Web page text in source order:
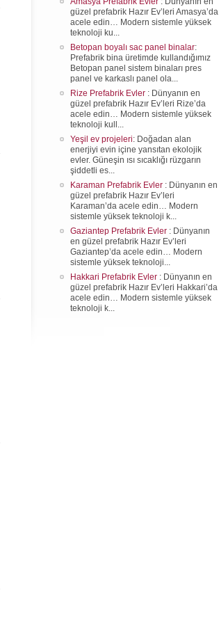
güzel prefabrik Hazır Ev’leri Amasya’da
acele edin… Modern sistemle yüksek
teknoloji ku...
Betopan boyalı sac panel binalar:
Prefabrik bina üretimde kullandığımız
Betopan panel sistem binaları pres
panel ve karkaslı panel ola...
Rize Prefabrik Evler : Dünyanın en
güzel prefabrik Hazır Ev’leri Rize’da
acele edin… Modern sistemle yüksek
teknoloji kull...
Yeşil ev projeleri: Doğadan alan
enerjiyi evin içine yansıtan ekolojik
evler. Güneşin ısı sıcaklığı rüzgarın
şiddetli es...
Karaman Prefabrik Evler : Dünyanın en
güzel prefabrik Hazır Ev’leri
Karaman’da acele edin… Modern
sistemle yüksek teknoloji k...
Gaziantep Prefabrik Evler : Dünyanın
en güzel prefabrik Hazır Ev’leri
Gaziantep’da acele edin… Modern
sistemle yüksek teknoloji...
Hakkari Prefabrik Evler : Dünyanın en
güzel prefabrik Hazır Ev’leri Hakkari’da
acele edin… Modern sistemle yüksek
teknoloji k...